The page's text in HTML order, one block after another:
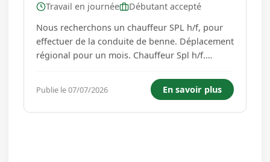
Travail en journée
Débutant accepté
Nous recherchons un chauffeur SPL h/f, pour
effectuer de la conduite de benne. Déplacement
régional pour un mois. Chauffeur Spl h/f.
Publie le 07/07/2026 En savoir plus